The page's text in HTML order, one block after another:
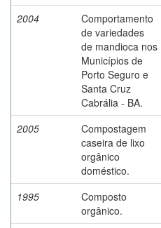
2004
Comportamento
de variedades
de mandioca nos
Municípios de
Porto Seguro e
Santa Cruz
Cabrália - BA.
2005
Compostagem
caseira de lixo
orgânico
doméstico.
1995
Composto
orgânico.